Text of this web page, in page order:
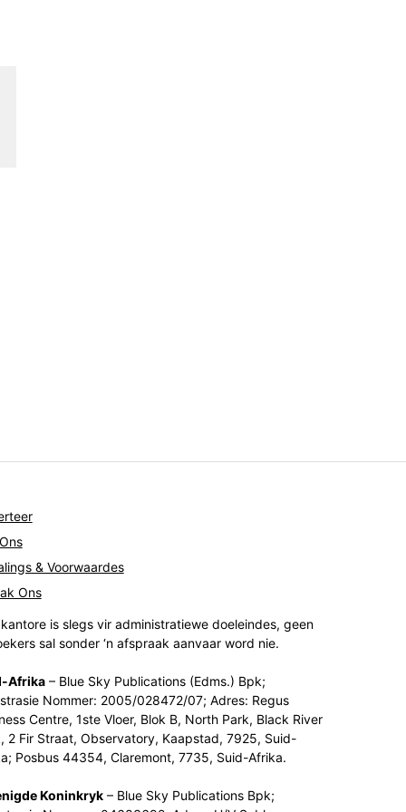
& Voorwaardes
Ons
is slegs vir administratiewe doeleindes, geen
sal sonder ‘n afspraak aanvaar word nie.
Afrika– Blue Sky Publications (Edms.) Bpk;
Nommer: 2005/028472/07; Adres: Regus
Centre, 1ste Vloer, Blok B, North Park, Black River
2 Fir Straat, Observatory, Kaapstad, 7925, Suid-
Posbus 44354, Claremont, 7735, Suid-Afrika.
Koninkryk– Blue Sky Publications Bpk;